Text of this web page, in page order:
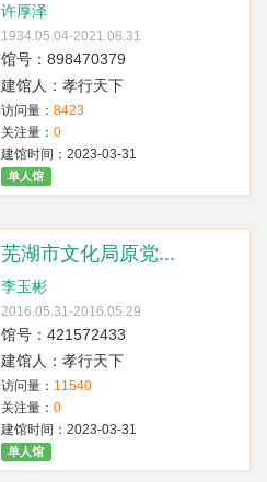
许厚泽
1934.05.04-2021.08.31
馆号：898470379
建馆人：孝行天下
访问量： 8423
关注量： 0
建馆时间：2023-03-31
单人馆
芜湖市文化局原党...
李玉彬
2016.05.31-2016.05.29
馆号：421572433
建馆人：孝行天下
访问量： 11540
关注量： 0
建馆时间：2023-03-31
单人馆